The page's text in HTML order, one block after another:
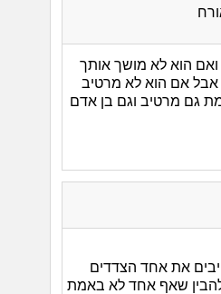
ואם הוא לא מושך אותך
אבל אם הוא לא מרטיב
גם מרטיב וגם בן אדם
את אחד הצדדים
שאף אחד לא באמת